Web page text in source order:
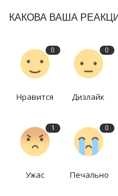
КАКОВА ВАША
0
Нравится
0
Дизлайк
1
Ужас
0
Печально